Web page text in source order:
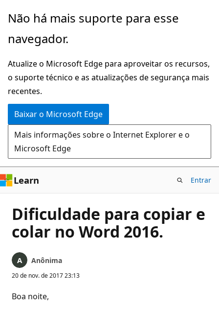
Pular
o
principal
Não há mais suporte para esse
navegador.
Atualize o Microsoft Edge para aproveitar os recursos,
o suporte técnico e as atualizações de segurança mais
recentes.
Baixar o Microsoft Edge
Mais informações sobre o Internet Explorer e o
Microsoft Edge
Learn Entrar
Dificuldade para copiar e
colar no Word 2016.
Anônima
20 de nov. de 2017 23:13
Boa noite,